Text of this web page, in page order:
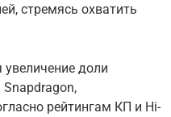
стремясь охватить
доли
рейтингам КП и Hi-